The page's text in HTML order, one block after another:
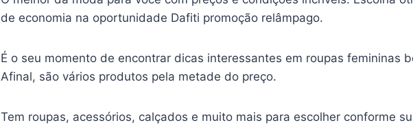
de economia na oportunidade Dafiti promoção relâmpago.
É o seu momento de encontrar dicas interessantes em roupas femininas
Afinal, são vários produtos pela metade do preço.
Tem roupas, acessórios, calçados e muito mais para escolher conforme